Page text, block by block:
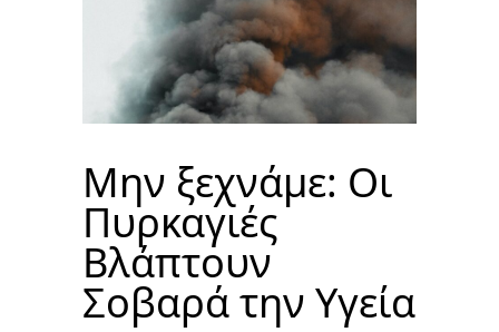
Μην ξεχνάμε: Οι
Πυρκαγιές
Βλάπτουν
Σοβαρά την Υγεία